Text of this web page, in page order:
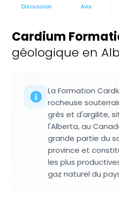
Discussion Avis
Cardium
géologique en
La Formation
rocheuse
grès et d'argilite,
l'Alberta, au
grande partie du
province et
les plus
gaz naturel du